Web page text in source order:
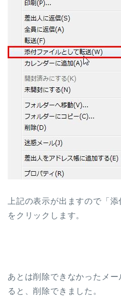
上記の表示が出ますので「添
をクリックします。
あとは削除できなかったメ
ると、削除できました。